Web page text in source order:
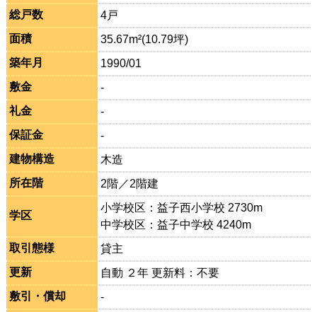
総戸数
4戸
面積
35.67m²(10.79坪)
築年月
1990/01
敷金
-
礼金
-
保証金
-
建物構造
木造
所在階
2階／2階建
学区
小学校区：益子西小学校 2730m
中学校区：益子中学校 4240m
取引態様
貸主
更新
自動 ２年 更新料：不要
敷引・償却
-